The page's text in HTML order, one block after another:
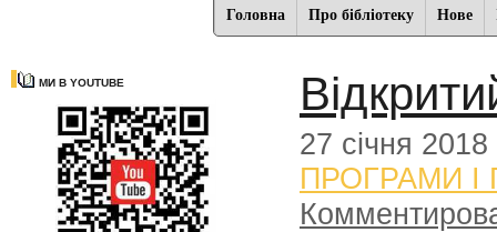
Головна Про бібліотеку Нове
МИ В YOUTUBE
27 січня 2018
ПРОГРАМИ І